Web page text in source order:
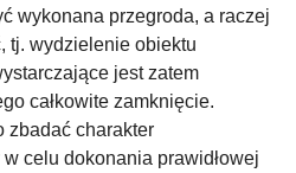
wykonana przegroda, a raczej
tj. wydzielenie obiektu
jest zatem
całkowite zamknięcie.
zbadać charakter
celu dokonania prawidłowej